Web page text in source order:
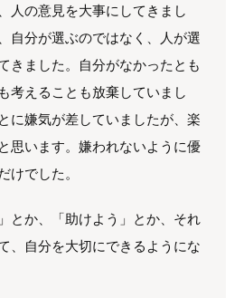
人の意見を大事にしてきまし
自分が選ぶのではなく、人が選
きました。自分がなかったとも
考えることも放棄していまし
に嫌気が差していましたが、楽
思います。嫌われないように優
けでした。
とか、「助けよう」とか、それ
、自分を大切にできるようにな